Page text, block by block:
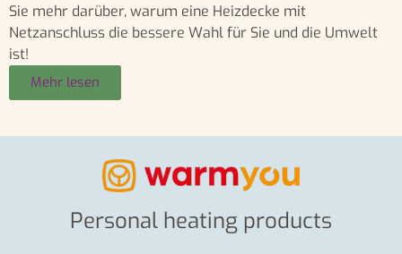
Sie mehr darüber, warum eine Heizdecke mit
Netzanschluss die bessere Wahl für Sie und die Umwelt
ist!
Mehr lesen
Personal heating products